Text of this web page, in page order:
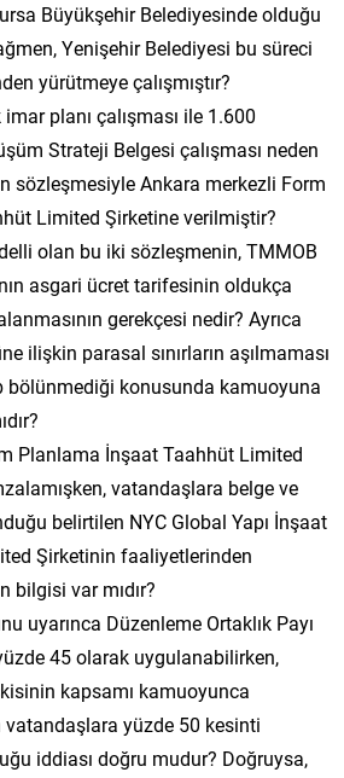
Büyükşehir Belediyesinde olduğu
Yenişehir Belediyesi bu süreci
yürütmeye çalışmıştır?
planı çalışması ile 1.600
Strateji Belgesi çalışması neden
sözleşmesiyle Ankara merkezli Form
Limited Şirketine verilmiştir?
olan bu iki sözleşmenin, TMMOB
asgari ücret tarifesinin oldukça
gerekçesi nedir? Ayrıca
ilişkin parasal sınırların aşılmaması
bölünmediği konusunda kamuoyuna
Planlama İnşaat Taahhüt Limited
vatandaşlara belge ve
belirtilen NYC Global Yapı İnşaat
Şirketinin faaliyetlerinden
bilgisi var mıdır?
uyarınca Düzenleme Ortaklık Payı
45 olarak uygulanabilirken,
kapsamı kamuoyunca
yüzde 50 kesinti
iddiası doğru mudur? Doğruysa,